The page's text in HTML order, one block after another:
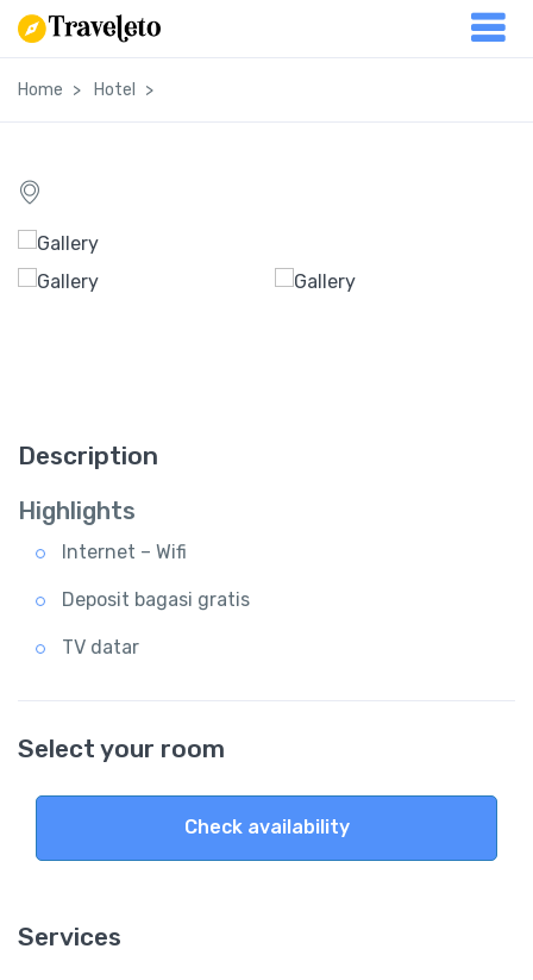
Home Hotel
Description
Highlights
Internet – Wifi
Deposit bagasi gratis
TV datar
Select your room
Check availability
Services